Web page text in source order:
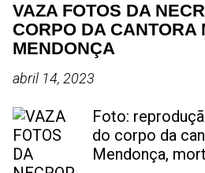
VAZA FOTOS DA
CORPO DA CANTORA
MENDONÇA
abril 14, 2023
Foto:
do corpo da
Mendonça,